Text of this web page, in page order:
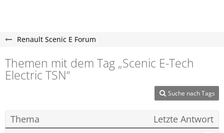
Renault Scenic E Forum
Themen mit dem Tag „Scenic E-Tech
Electric​​​​ TSN“
Suche nach Tags
Thema Letzte Antwort